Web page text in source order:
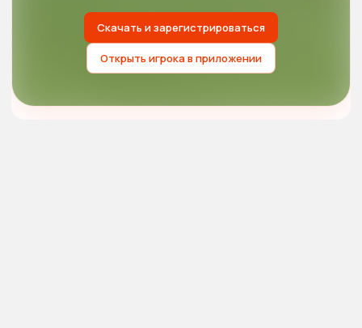
Скачать и зарегистрироваться
Открыть игрока в приложении